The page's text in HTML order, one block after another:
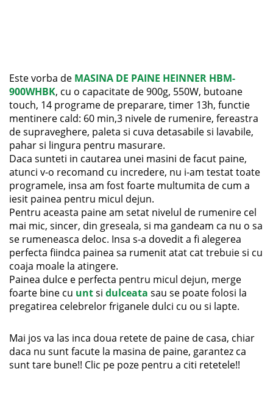
Este vorba de MASINA DE PAINE HEINNER HBM-
900WHBK, cu o capacitate de 900g, 550W, butoane
touch, 14 programe de preparare, timer 13h, functie
mentinere cald: 60 min,3 nivele de rumenire, fereastra
de supraveghere, paleta si cuva detasabile si lavabile,
pahar si lingura pentru masurare.
Daca sunteti in cautarea unei masini de facut paine,
atunci v-o recomand cu incredere, nu i-am testat toate
programele, insa am fost foarte multumita de cum a
iesit painea pentru micul dejun.
Pentru aceasta paine am setat nivelul de rumenire cel
mai mic, sincer, din greseala, si ma gandeam ca nu o sa
se rumeneasca deloc. Insa s-a dovedit a fi alegerea
perfecta fiindca painea sa rumenit atat cat trebuie si cu
coaja moale la atingere.
Painea dulce e perfecta pentru micul dejun, merge
foarte bine cu untsi dulceata sau se poate folosi la
pregatirea celebrelor friganele dulci cu ou si lapte.
Mai jos va las inca doua retete de paine de casa, chiar
daca nu sunt facute la masina de paine, garantez ca
sunt tare bune!! Clic pe poze pentru a citi retetele!!